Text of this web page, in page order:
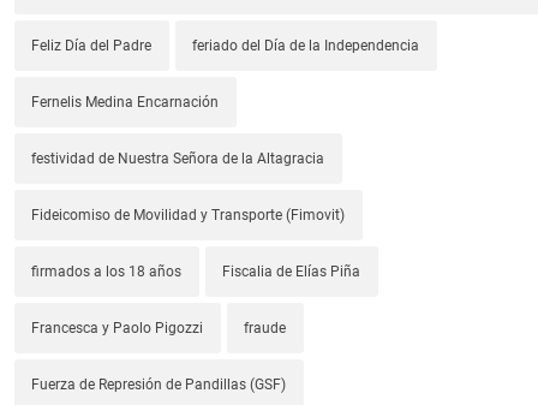
Feliz Día del Padre feriado del Día de la Independencia
Fernelis Medina Encarnación
festividad de Nuestra Señora de la Altagracia
Fideicomiso de Movilidad y Transporte (Fimovit)
firmados a los 18 años Fiscalia de Elías Piña
Francesca y Paolo Pigozzi fraude
Fuerza de Represión de Pandillas (GSF)